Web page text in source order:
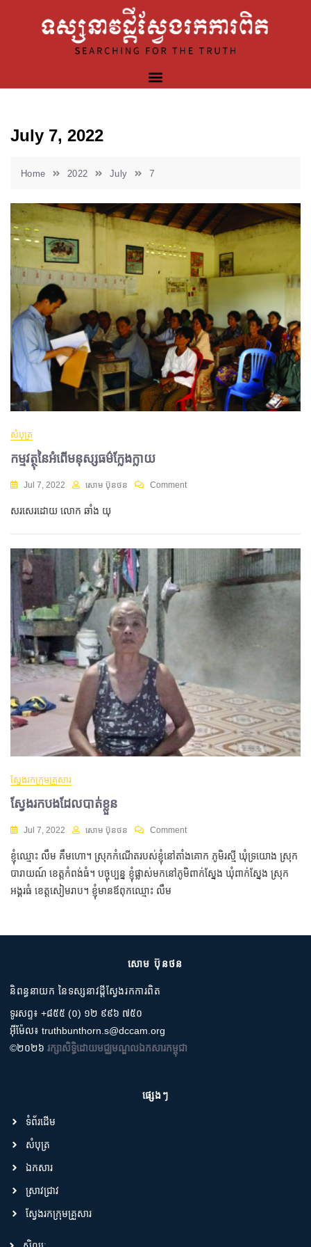
July 7, 2022
Home 2022 July 7
សំបុត្រ
កម្មវត្ថុនៃអំពើមនុស្សធម៌ក្លែងក្លាយ
Jul 7, 2022 សោម ប៊ុនថន Comment
សរសេរដោយ លោក ឆាំង យុ
ស្វែងរកក្រុមគ្រួសារ
ស្វែងរកបងដែលបាត់ខ្លួន
Jul 7, 2022 សោម ប៊ុនថន Comment
ខ្ញុំឈ្មោះ លឹម គឹមហោ។ ស្រុកកំណើតរបស់ខ្ញុំនៅតាំងគោក ភូមិរស្មី ឃុំទ្រយោង ស្រុក
បារាយណ៍ ខេត្តកំពង់ធំ។ បច្ចុប្បន្ន ខ្ញុំផ្លាស់មកនៅភូមិពាក់ស្នែង ឃុំពាក់ស្នែង ស្រុក
អង្គរធំ ខេត្តសៀមរាប។ ខ្ញុំមានឪពុកឈ្មោះ លឹម
សោម ប៊ុនថន
និពន្ធនាយក នៃទស្សនាវដ្តីស្វែងរកការពិត
ទូរសព្ទ៖ +៨៥៥ (០) ១២ ៩៩៦ ៧៥០
អ៊ីម៉ែល៖ truthbunthorn.s@dccam.org
©២០២៦ រក្សាសិទ្ធិដោយមជ្ឈមណ្ឌលឯកសារកម្ពុជា
ផ្សេងៗ
ទំព័រដើម
សំបុត្រ
ឯកសារ
ស្រាវជ្រាវ
ស្វែងរកក្រុមគ្រួសារ